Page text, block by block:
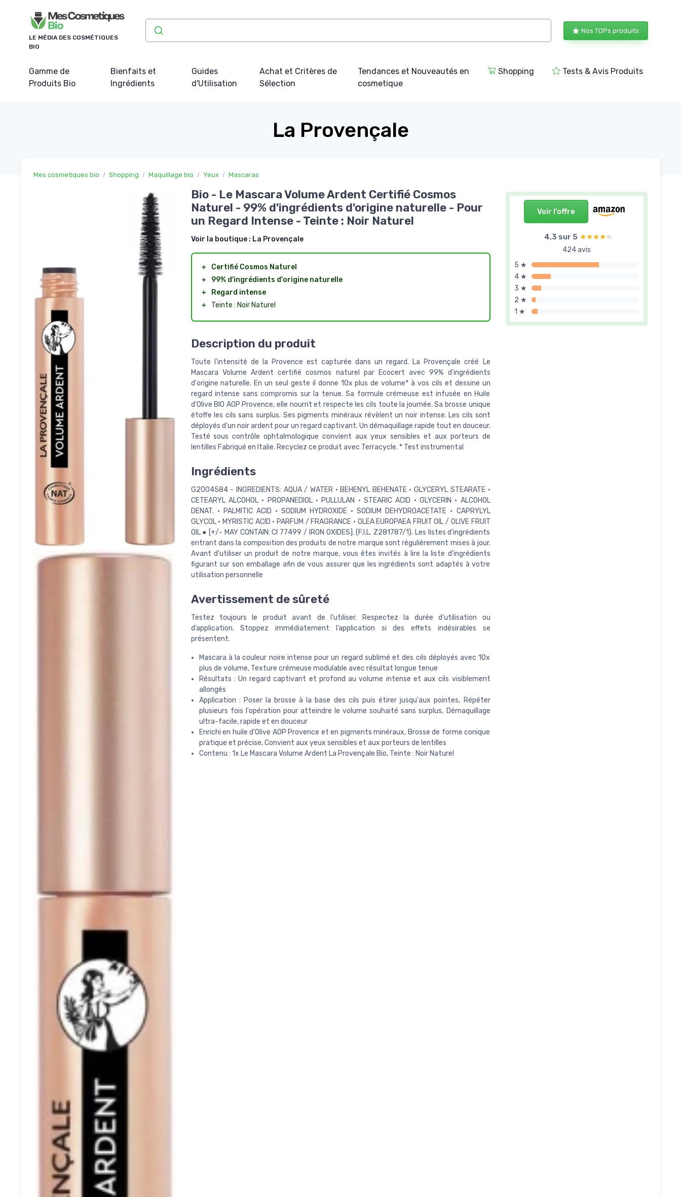
LE MÉDIA DES COSMÉTIQUES
BIO
Nos TOPs produits
Gamme de
Produits Bio
Bienfaits et
Ingrédients
Guides
d'Utilisation
Achat et Critères de
Sélection
Tendances et Nouveautés en
cosmetique
Shopping Tests & Avis Produits
La Provençale
Mes cosmetiques bio Shopping Maquillage bio Yeux Mascaras
Voir l'offre
4,3 sur 5 ★★★★★
★★★★★
424 avis
5 ★
4 ★
3 ★
2 ★
1 ★
Bio - Le Mascara Volume Ardent Certifié Cosmos
Naturel - 99% d'ingrédients d'origine naturelle - Pour
un Regard Intense - Teinte : Noir Naturel
Voir la boutique : La Provençale
＋
Certifié Cosmos Naturel
＋
99% d'ingrédients d'origine naturelle
＋
Regard intense
＋
Teinte : Noir Naturel
Description du produit
Toute l'intensité de la Provence est capturée dans un regard. La Provençale créé Le
Mascara Volume Ardent certifié cosmos naturel par Ecocert avec 99% d'ingrédients
d'origine naturelle. En un seul geste il donne 10x plus de volume* à vos cils et dessine un
regard intense sans compromis sur la tenue. Sa formule crémeuse est infusée en Huile
d'Olive BIO AOP Provence, elle nourrit et respecte les cils toute la journée. Sa brosse unique
étoffe les cils sans surplus. Ses pigments minéraux révèlent un noir intense. Les cils sont
déployés d'un noir ardent pour un regard captivant. Un démaquillage rapide tout en douceur.
Testé sous contrôle ophtalmologique convient aux yeux sensibles et aux porteurs de
lentilles Fabriqué en Italie. Recyclez ce produit avec Terracycle. * Test instrumental
Ingrédients
G2004584 - INGREDIENTS: AQUA / WATER • BEHENYL BEHENATE • GLYCERYL STEARATE •
CETEARYL ALCOHOL • PROPANEDIOL • PULLULAN • STEARIC ACID • GLYCERIN • ALCOHOL
DENAT. • PALMITIC ACID • SODIUM HYDROXIDE • SODIUM DEHYDROACETATE • CAPRYLYL
GLYCOL • MYRISTIC ACID • PARFUM / FRAGRANCE • OLEA EUROPAEA FRUIT OIL / OLIVE FRUIT
OIL ● [+/- MAY CONTAIN: CI 77499 / IRON OXIDES]. (F.I.L. Z281787/1). Les listes d’ingrédients
entrant dans la composition des produits de notre marque sont régulièrement mises à jour.
Avant d’utiliser un produit de notre marque, vous êtes invités à lire la liste d’ingrédients
figurant sur son emballage afin de vous assurer que les ingrédients sont adaptés à votre
utilisation personnelle
Avertissement de sûreté
Testez toujours le produit avant de l’utiliser. Respectez la durée d’utilisation ou
d’application. Stoppez immédiatement l’application si des effets indésirables se
présentent.
Mascara à la couleur noire intense pour un regard sublimé et des cils déployés avec 10x
plus de volume, Texture crémeuse modulable avec résultat longue tenue
Résultats : Un regard captivant et profond au volume intense et aux cils visiblement
allongés
Application : Poser la brosse à la base des cils puis étirer jusqu'aux pointes, Répéter
plusieurs fois l'opération pour atteindre le volume souhaité sans surplus, Démaquillage
ultra-facile, rapide et en douceur
Enrichi en huile d'Olive AOP Provence et en pigments minéraux, Brosse de forme conique
pratique et précise, Convient aux yeux sensibles et aux porteurs de lentilles
Contenu : 1x Le Mascara Volume Ardent La Provençale Bio, Teinte : Noir Naturel